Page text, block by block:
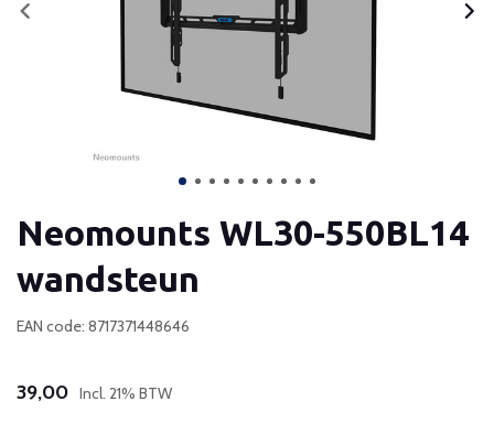
Neomounts WL30-550BL14
wandsteun
EAN code: 8717371448646
39,00 Incl. 21% BTW